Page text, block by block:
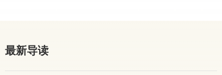
最新导读